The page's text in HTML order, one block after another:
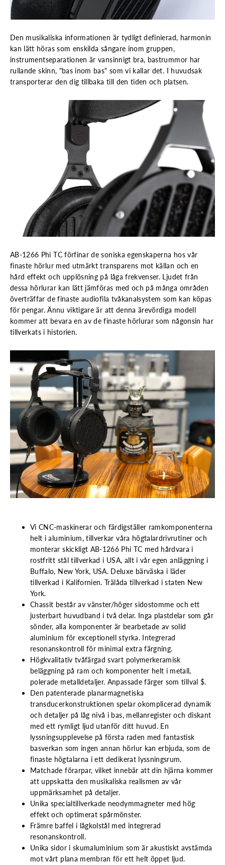
Den musikaliska informationen är tydligt definierad, harmonin
kan lätt höras som enskilda sångare inom gruppen,
instrumentseparationen är vansinnigt bra, bastrummor har
rullande skinn, "bas inom bas" som vi kallar det. I huvudsak
transporterar den dig tillbaka till den tiden och platsen.
AB-1266 Phi TC förfinar de soniska egenskaperna hos vår
finaste hörlur med utmärkt transparens mot källan och en
hård effekt och upplösning på låga frekvenser. Ljudet från
dessa hörlurar kan lätt jämföras med och på många områden
överträffar de finaste audiofila tvåkanalsystem som kan köpas
för pengar. Ännu viktigare är att denna ärevördiga modell
kommer att bevara en av de finaste hörlurar som någonsin har
tillverkats i historien.
Vi CNC-maskinerar och färdigställer ramkomponenterna
helt i aluminium, tillverkar våra högtalardrivrutiner och
monterar skickligt AB-1266 Phi TC med hårdvara i
rostfritt stål tillverkad i USA, allt i vår egen anläggning i
Buffalo, New York, USA. Deluxe bärväska i läder
tillverkad i Kalifornien. Trälåda tillverkad i staten New
York.
Chassit består av vänster/höger sidostomme och ett
justerbart huvudband i två delar. Inga plastdelar som går
sönder, alla komponenter är bearbetade av solid
aluminium för exceptionell styrka. Integrerad
resonanskontroll för minimal extra färgning.
Högkvalitativ tvåfärgad svart polymerkeramisk
beläggning på ram och komponenter helt i metall,
polerade metalldetaljer. Anpassade färger som tillval $.
Den patenterade planarmagnetiska
transducerkonstruktionen spelar okomplicerad dynamik
och detaljer på låg nivå i bas, mellanregister och diskant
med ett rymligt ljud utanför ditt huvud. En
lyssningsupplevelse på första raden med fantastisk
basverkan som ingen annan hörlur kan erbjuda, som de
finaste högtalarna i ett dedikerat lyssningsrum.
Matchade förarpar, vilket innebär att din hjärna kommer
att uppskatta den musikaliska realismen av vår
uppmärksamhet på detaljer.
Unika specialtillverkade neodymmagneter med hög
effekt och optimerat spårmönster.
Främre baffel i lågkolstål med integrerad
resonanskontroll.
Unika sidor i skumaluminium som är akustiskt avstämda
mot vårt plana membran för ett helt öppet ljud.